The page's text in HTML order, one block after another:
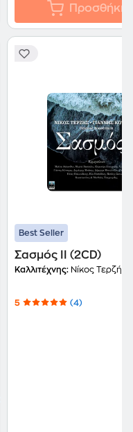
Προσθήκη
Best Seller
Σασμός ΙΙ (2CD)
Καλλιτέχνης: Νίκος Τερζής
5 (4)